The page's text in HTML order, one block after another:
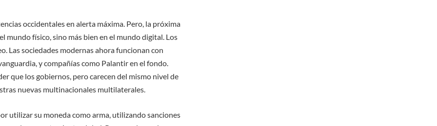
occidentales en alerta máxima. Pero, la próxima
mundo físico, sino más bien en el mundo digital. Los
Las sociedades modernas ahora funcionan con
y compañías como Palantir en el fondo.
que los gobiernos, pero carecen del mismo nivel de
nuevas multinacionales multilaterales.
utilizar su moneda como arma, utilizando sanciones